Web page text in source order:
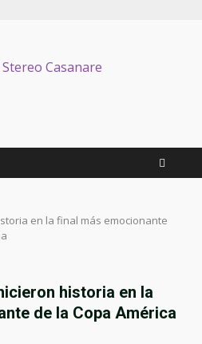
en la final más emocionante
historia en la
de la Copa América